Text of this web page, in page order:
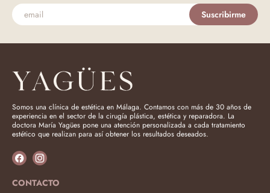
Suscribirme
Somos una clínica de estética en Málaga. Contamos con más de 30 años de
experiencia en el sector de la cirugía plástica, estética y reparadora. La
doctora María Yagües pone una atención personalizada a cada tratamiento
estético que realizan para así obtener los resultados deseados.
CONTACTO